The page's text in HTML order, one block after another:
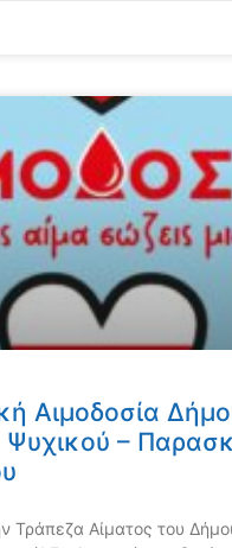
Αιμοδοσία
Ψυχικού –
Τράπεζα Αίματος του